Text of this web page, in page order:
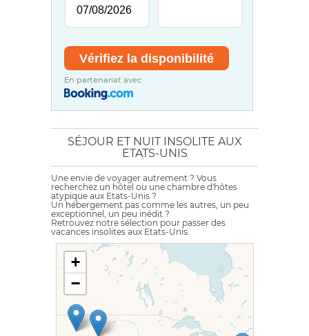
En partenariat avec
SÉJOUR ET NUIT INSOLITE AUX
ETATS-UNIS
Une envie de voyager autrement ? Vous
recherchez un hôtel ou une chambre d'hôtes
atypique aux Etats-Unis ?
Un hébergement pas comme les autres, un peu
exceptionnel, un peu inédit ?
Retrouvez notre sélection pour passer des
vacances insolites aux Etats-Unis.
+
−